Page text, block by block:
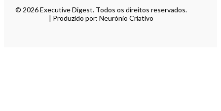
© 2026 Executive Digest. Todos os direitos reservados.
| Produzido por: Neurónio Criativo